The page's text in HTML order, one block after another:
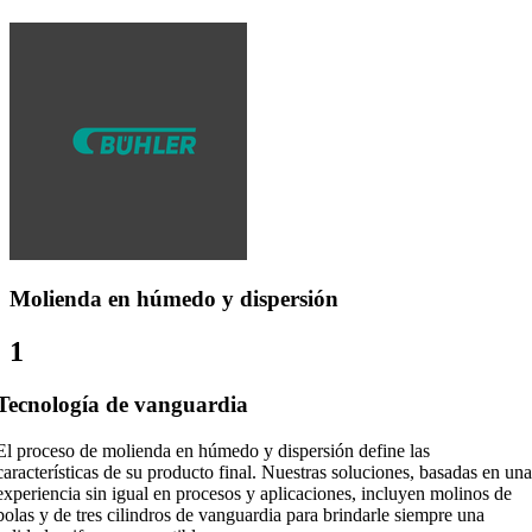
Molienda en húmedo y dispersión
1
de vanguardia
proceso de molienda en húmedo y dispersión define las
de su producto final. Nuestras soluciones, basadas en una
sin igual en procesos y aplicaciones, incluyen molinos de
y de tres cilindros de vanguardia para brindarle siempre una